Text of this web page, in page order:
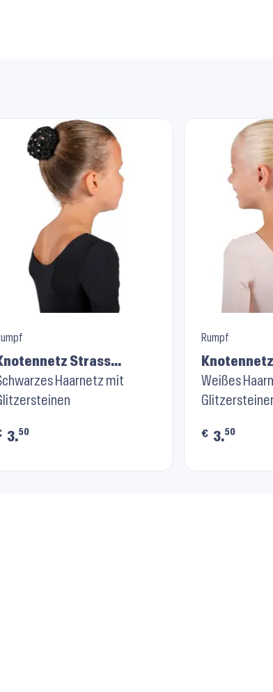
Strass
⬝ Black
Haarnetz mit
3.50
Rumpf
RU8007 ⬝
Weißes
€ 3.50